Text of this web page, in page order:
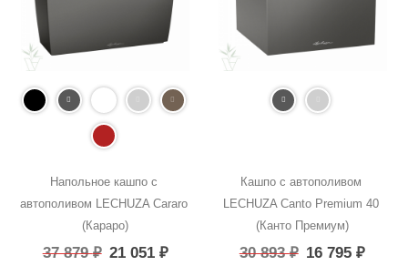
Напольное кашпо с
автополивом LECHUZA Cararo
(Караро)
37 879₽ 21 051₽
Кашпо с автополивом
LECHUZA Canto Premium 40
(Канто Премиум)
30 893₽ 16 795₽